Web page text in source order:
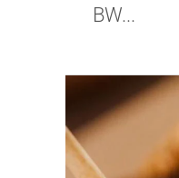
BW...